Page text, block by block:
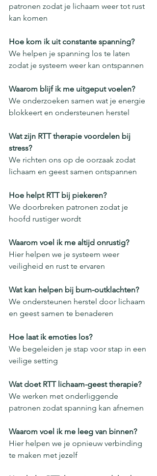
patronen zodat je lichaam weer tot rust
kan komen
Hoe kom ik uit constante spanning?
We helpen je spanning los te laten
zodat je systeem weer kan ontspannen
Waarom blijf ik me uitgeput voelen?
We onderzoeken samen wat je energie
blokkeert en ondersteunen herstel
Wat zijn RTT therapie voordelen bij
stress?
We richten ons op de oorzaak zodat
lichaam en geest samen ontspannen
Hoe helpt RTT bij piekeren?
We doorbreken patronen zodat je
hoofd rustiger wordt
Waarom voel ik me altijd onrustig?
Hier helpen we je systeem weer
veiligheid en rust te ervaren
Wat kan helpen bij burn-outklachten?
We ondersteunen herstel door lichaam
en geest samen te benaderen
Hoe laat ik emoties los?
We begeleiden je stap voor stap in een
veilige setting
Wat doet RTT lichaam-geest therapie?
We werken met onderliggende
patronen zodat spanning kan afnemen
Waarom voel ik me leeg van binnen?
Hier helpen we je opnieuw verbinding
te maken met jezelf